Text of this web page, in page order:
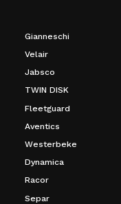
Gianneschi
Velair
Jabsco
TWIN DISK
Fleetguard
Aventics
Westerbeke
Dynamica
Racor
Separ